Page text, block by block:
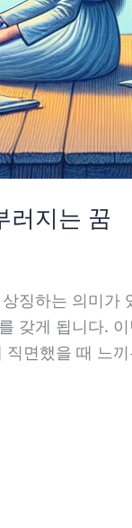
러지는 꿈
징하는 의미
갖게 됩니다.
면했을 때 느